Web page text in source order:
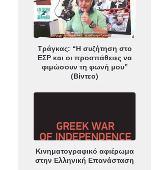
Τράγκας: “Η συζήτηση στο
ΕΣΡ και οι προσπάθειες να
φιμώσουν τη φωνή μου”
(Βίντεο)
Κινηματογραφικό αφιέρωμα
στην Ελληνική Επανάσταση